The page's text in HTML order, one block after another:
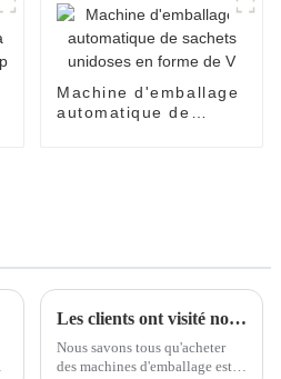
Machine d'emballage
automatique de
Les clients ont visité notre usine pour la machine d'emballage easysnap
Nous savons tous qu'acheter
des machines d'emballage est